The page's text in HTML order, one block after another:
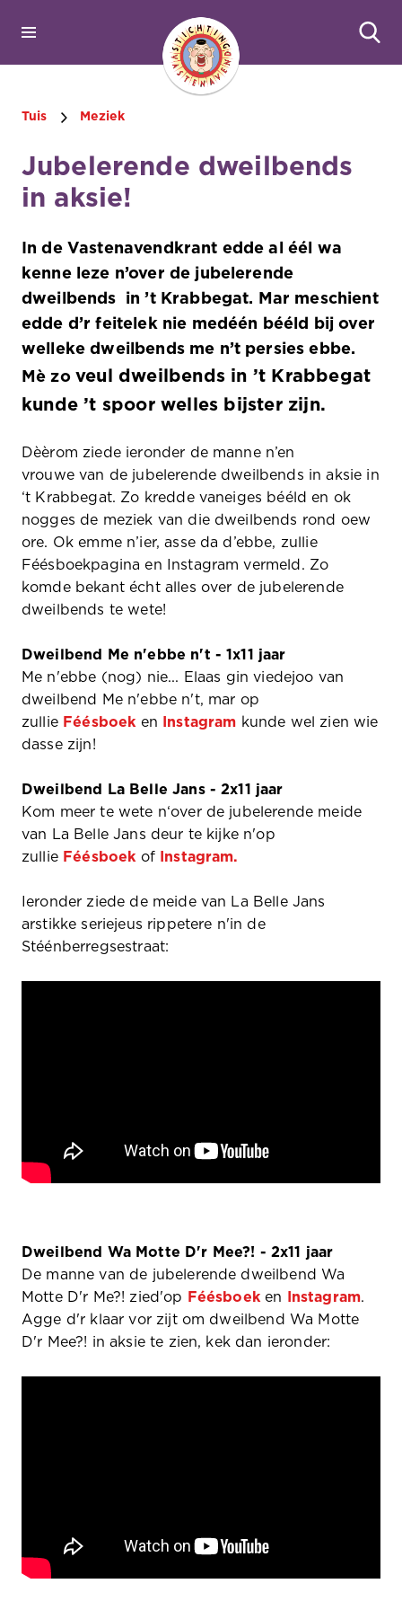
Tuis Meziek
Jubelerende dweilbends
in aksie!
In de Vastenavendkrant edde al éél wa
kenne leze n’over de jubelerende
dweilbends in ’t Krabbegat. Mar meschient
edde d’rfeitelek nie medéén bééld bij over
welleke dweilbends me n’t persies ebbe.
Mè zo veul dweilbends in ’t Krabbegat
kunde’t spoor welles bijster zijn.
Dèèrom ziede ieronder de manne n’en
vrouwevan de jubelerende dweilbends in aksie in
‘t Krabbegat. Zo kredde vaneiges bééld en ok
nogges de meziek van die dweilbends rond oew
ore. Ok emme n’ier, asse da d’ebbe, zullie
Féésboekpagina en Instagram vermeld. Zo
komde bekantécht alles over de jubelerende
dweilbends te wete!
Dweilbend Me n'ebbe n't - 1x11
jaar
Me n'ebbe (nog) nie... Elaas gin viedejoo van
dweilbend Me n'ebbe n't, mar op
zullie Féésboek en Instagram kunde wel zien wie
dasse zijn!
Dweilbend La Belle Jans - 2x11 jaar
Kom meer te wete n‘over de jubelerende meide
van La Belle Jans deur te kijke n'op
zullie Féésboek of Instagram.
Ieronder ziede de meide van La Belle Jans
arstikke seriejeus rippetere n'in de
Stéénberregsestraat:
Dweilbend Wa Motte D'r Mee?! - 2x11 jaar
De manne van de jubelerende dweilbend Wa
Motte D'r Me?! zied'op
Féésboeken Instagram.
Agge d'r klaar vor zijt om dweilbend Wa Motte
D'r Mee?! in aksie te zien, kek dan ieronder: